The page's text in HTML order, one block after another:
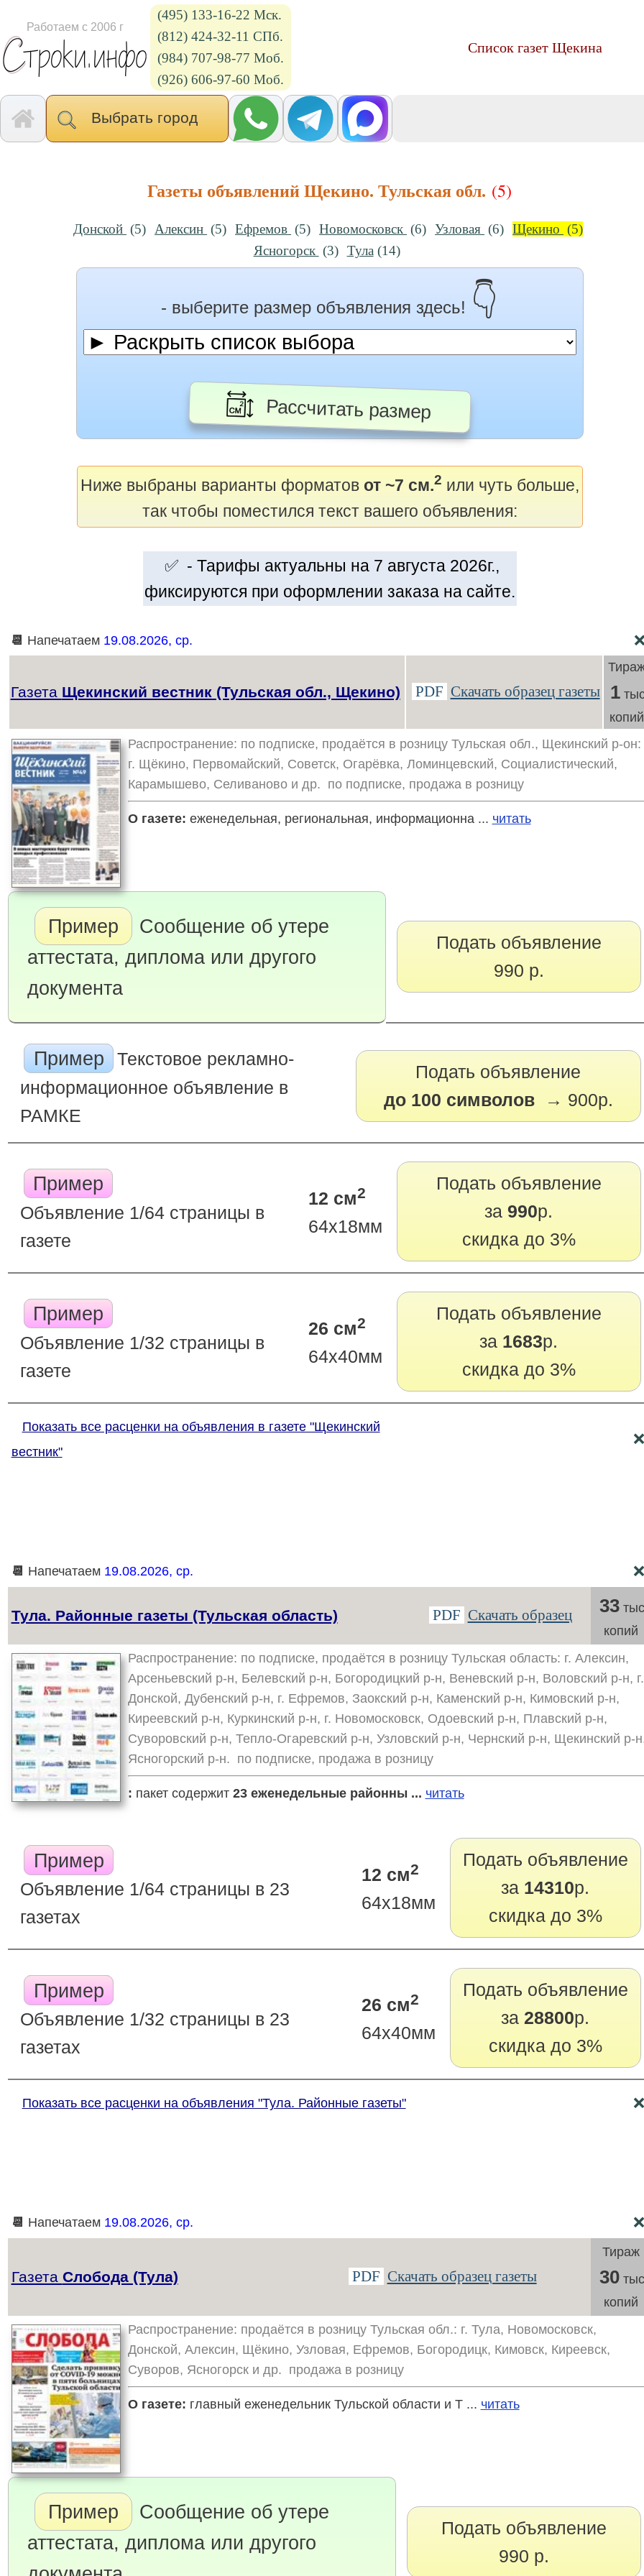
Работаем с 2006 г
(495) 133-16-22 Мск.
(812) 424-32-11 СПб.
(984) 707-98-77 Моб.
(926) 606-97-60 Моб.
Список газет Щекина
Выбрать город
Газеты объявлений Щекино. Тульская обл. (5)
Донской (5) Алексин (5) Ефремов (5) Новомосковск (6) Узловая (6) Щекино (5)
Ясногорск (3) Тула (14)
- выберите размер объявления здесь! 👇
Рассчитать размер
Ниже выбраны варианты форматов от ~7 см.2 или чуть больше,
так чтобы поместился текст вашего объявления:
✅ - Тарифы актуальны на 7 августа 2026г.,
фиксируются при оформлении заказа на сайте.
📆 Напечатаем 19.08.2026, ср.
Газета Щекинский вестник (Тульская обл., Щекино) PDF Скачать образец газеты 1
копий
Распространение: по подписке, продаётся в розницу Тульская обл., Щекинский р-он:
г. Щёкино, Первомайский, Советск, Огарёвка, Ломинцевский, Социалистический,
Карамышево, Селиваново и др. по подписке, продажа в розницу
О газете: еженедельная, региональная, информационна ... читать
Пример
Сообщение об утере
аттестата, диплома или другого
документа
Подать объявление
990 р.
Пример
Текстовое рекламно-
информационное объявление в
РАМКЕ
Подать объявление
до 100 символов → 900р.
Пример
Объявление 1/64 страницы в
газете
12 см2
64х18мм
Подать объявление
за990р.
скидка до 3%
Пример
Объявление 1/32 страницы в
газете
26 см2
64х40мм
Подать объявление
за 1683р.
скидка до 3%
Показать все расценки на объявления в газете "Щекинский
вестник"
📆 Напечатаем 19.08.2026, ср.
Тула. Районные газеты (Тульская область) PDF Скачать образец 33
копий
Распространение: по подписке, продаётся в розницу Тульская область: г. Алексин,
Арсеньевский р-н, Белевский р-н, Богородицкий р-н, Веневский р-н, Воловский р-н, г.
Донской, Дубенский р-н, г. Ефремов, Заокский р-н, Каменский р-н, Кимовский р-н,
Киреевский р-н, Куркинский р-н, г. Новомосковск, Одоевский р-н, Плавский р-н,
Суворовский р-н, Тепло-Огаревский р-н, Узловский р-н, Чернский р-н, Щекинский р-
Ясногорский р-н. по подписке, продажа в розницу
: пакет содержит 23 еженедельные районны ... читать
Пример
Объявление 1/64 страницы в 23
газетах
12 см2
64х18мм
Подать объявление
за 14310р.
скидка до 3%
Пример
Объявление 1/32 страницы в 23
газетах
26 см2
64х40мм
Подать объявление
за28800р.
скидка до 3%
Показать все расценки на объявления "Тула. Районные газеты"
📆 Напечатаем 19.08.2026, ср.
Газета Слобода (Тула) PDF Скачать образец газеты
Тираж
30
копий
Распространение: продаётся в розницу Тульская обл.: г. Тула, Новомосковск,
Донской, Алексин, Щёкино, Узловая, Ефремов, Богородицк, Кимовск, Киреевск,
Суворов, Ясногорск и др. продажа в розницу
О газете: главный еженедельник Тульской области и Т ... читать
Пример
Сообщение об утере
аттестата, диплома или другого
Подать объявление
990 р.